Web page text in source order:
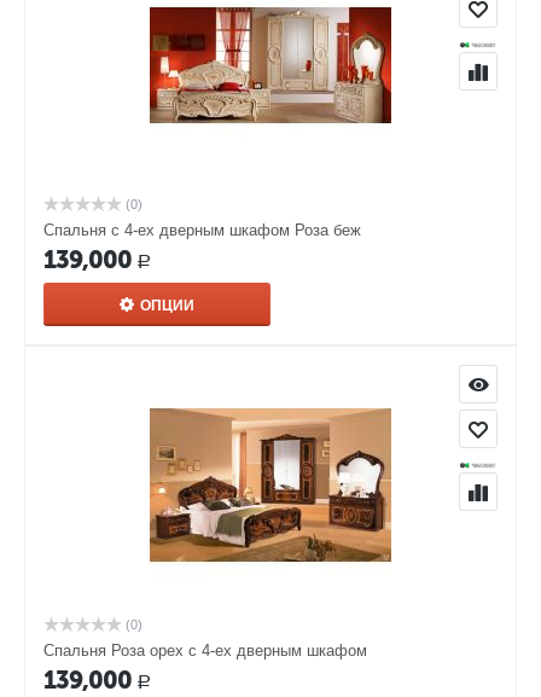
(0)
Спальня с 4-ех дверным шкафом Роза беж
139,000 Р
ОПЦИИ
(0)
Спальня Роза орех с 4-ех дверным шкафом
139,000 Р